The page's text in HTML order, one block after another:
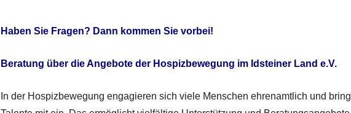
Haben Sie Fragen? Dann kommen Sie vorbei!
Beratung über die Angebote der Hospizbewegung im Idsteiner Land e.V.
In der Hospizbewegung engagieren sich viele Menschen ehrenamtlich und